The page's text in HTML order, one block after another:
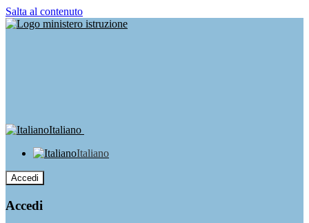
Salta al contenuto
Italiano
Italiano
Accedi
Accedi